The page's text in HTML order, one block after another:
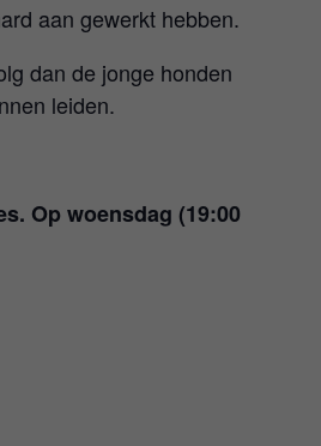
aan gewerkt hebben.
dan de jonge honden
leiden.
Op woensdag (19:00